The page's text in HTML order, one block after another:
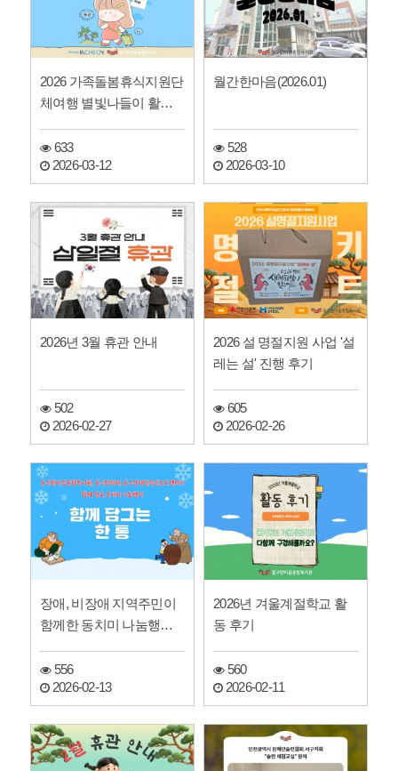
2026 가족돌봄휴식지원단
체여행 별빛나들이 활동
633
2026-03-12
월간한마음(2026.01)
528
2026-03-10
2026년 3월 휴관 안내
502
2026-02-27
2026 설 명절지원 사업 '설
레는 설' 진행 후기
605
2026-02-26
장애, 비장애 지역주민이
함께한 동치미 나눔행사
556
2026-02-13
2026년 겨울계절학교 활
동 후기
560
2026-02-11